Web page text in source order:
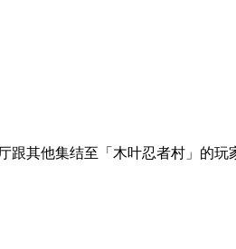
其他集结至「木叶忍者村」的玩